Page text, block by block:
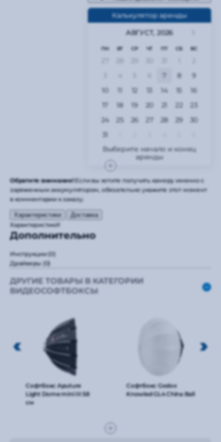
Калькулятор аренды
АВГУСТ, 2026
ПН ВТ СР ЧТ ПТ СБ ВС
8
9
10
11 12 13 14 15
16
17
18 19 20 21 22
23
24
25 26 27 28 29
30
31
Обратите внимание!Если вы хотите получить камеру именно с
заряженным аккумулятором, обязательно укажите этот момент
в комментарии к заказу.
Характеристики
Доставка
ХарактеристикИ
Дополнительно
Инструкции(0)
Драйверы (0)
ДРУГИЕ ТОВАРЫ В КАТЕГОРИИ
ВИДЕОСОФТБОКСЫ
Софтбокс Aputure
Light Dome mini III 58
см
Софтбокс Godox
Knowled GL4 China Ball